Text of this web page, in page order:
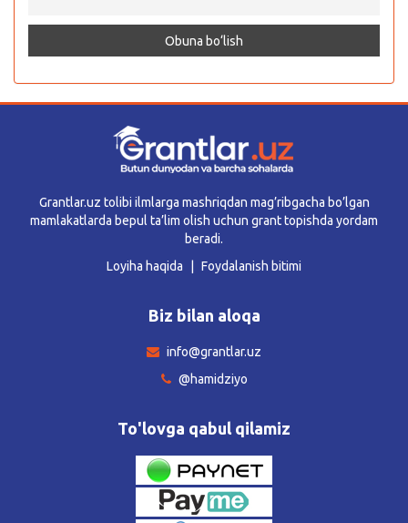
Grantlar.uz tolibi ilmlarga mashriqdan mag’ribgacha bo’lgan
mamlakatlarda bepul ta’lim olish uchun grant topishda yordam
beradi.
Loyiha haqida
Foydalanish bitimi
Biz bilan aloqa
info@grantlar.uz
@hamidziyo
To'lovga qabul qilamiz